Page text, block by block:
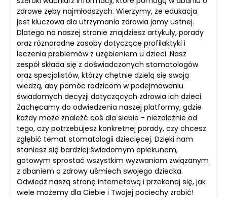
zdrowe zęby najmłodszych. Wierzymy, że edukacja
jest kluczowa dla utrzymania zdrowia jamy ustnej.
Dlatego na naszej stronie znajdziesz artykuły, porady
oraz różnorodne zasoby dotyczące profilaktyki i
leczenia problemów z uzębieniem u dzieci. Nasz
zespół składa się z doświadczonych stomatologów
oraz specjalistów, którzy chętnie dzielą się swoją
wiedzą, aby pomóc rodzicom w podejmowaniu
świadomych decyzji dotyczących zdrowia ich dzieci.
Zachęcamy do odwiedzenia naszej platformy, gdzie
każdy może znaleźć coś dla siebie - niezależnie od
tego, czy potrzebujesz konkretnej porady, czy chcesz
zgłębić temat stomatologii dziecięcej. Dzięki nam
staniesz się bardziej świadomym opiekunem,
gotowym sprostać wszystkim wyzwaniom związanym
z dbaniem o zdrowy uśmiech swojego dziecka.
Odwiedź naszą stronę internetową i przekonaj się, jak
wiele możemy dla Ciebie i Twojej pociechy zrobić!